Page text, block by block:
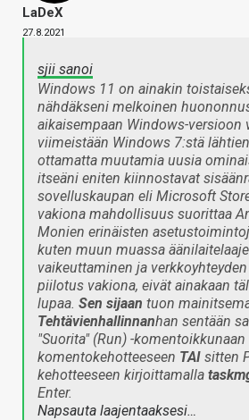
LaDeX
27.8.2021
sjii sanoi
Windows 11 on ainakin
nähdäkseni melkoinen
aikaisempaan Windows-versioon
viimeistään Windows 7:stä
ottamatta muutamia uusia
itseäni eniten kiinnostavat
sovelluskaupan eli Microsoft
vakiona mahdollisuus suorittaa
Monien erinäisten
kuten muun muassa
vaikeuttaminen ja
piilotus vakiona, eivät ainakaan
lupaa. Sen sijaan tuon
Tehtävienhallinnanhan sentään
"Suorita" (Run) -komentoikkunaan
komentokehotteeseen TAI sitten
kehotteeseen kirjoittamalla
Enter.
Napsauta laajentaaksesi…